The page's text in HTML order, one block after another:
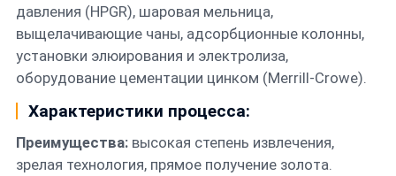
давления (HPGR), шаровая мельница,
выщелачивающие чаны, адсорбционные колонны,
установки элюирования и электролиза,
оборудование цементации цинком (Merrill-Crowe).
Характеристики процесса:
Преимущества:высокая степень извлечения,
зрелая технология, прямое получение золота.